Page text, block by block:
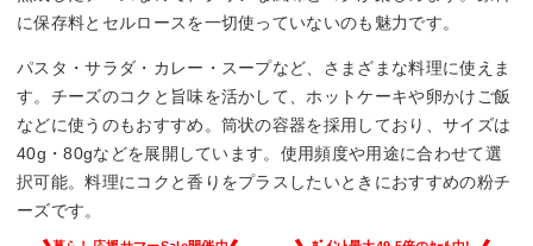
に保存料とセルロースを一切使っていないのも魅力です。
パスタ・サラダ・カレー・スープなど、さまざまな料理に使えま
す。チーズのコクと旨味を活かして、ホットケーキや卵かけご飯
などに使うのもおすすめ。筒状の容器を採用しており、サイズは
40g・80gなどを展開しています。使用頻度や用途に合わせて選
択可能。料理にコクと香りをプラスしたいときにおすすめの粉チ
ーズです。